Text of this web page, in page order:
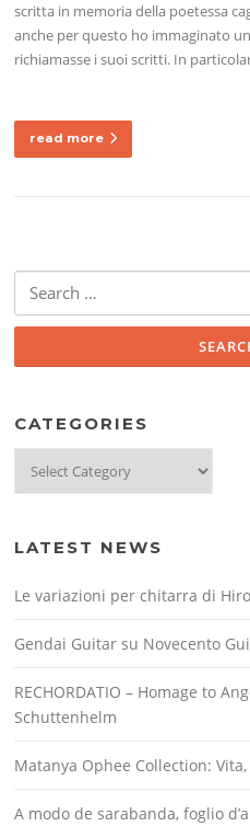
scritta in memoria della poetessa
anche per questo ho immaginato
richiamasse i suoi scritti. In
read more
for:
CATEGORIES
LATEST NEWS
Le variazioni per chitarra di
Gendai Guitar su Novecento
RECHORDATIO – Homage to
Schuttenhelm
Matanya Ophee Collection:
A modo de sarabanda, foglio